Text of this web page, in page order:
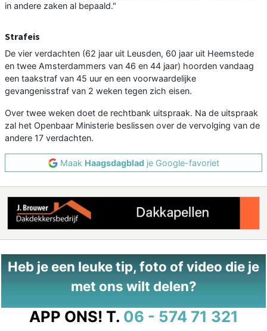
in andere zaken al bepaald."
Strafeis
De vier verdachten (62 jaar uit Leusden, 60 jaar uit Heemstede
en twee Amsterdammers van 46 en 44 jaar) hoorden vandaag
een taakstraf van 45 uur en een voorwaardelijke
gevangenisstraf van 2 weken tegen zich eisen.
Over twee weken doet de rechtbank uitspraak. Na de uitspraak
zal het Openbaar Ministerie beslissen over de vervolging van de
andere 17 verdachten.
Maak Haagsdagbladje Google-favoriet
Heb je een leuke tip, foto of video die je
met ons wilt delen?
APP ONS! T. 06 - 574 71 321